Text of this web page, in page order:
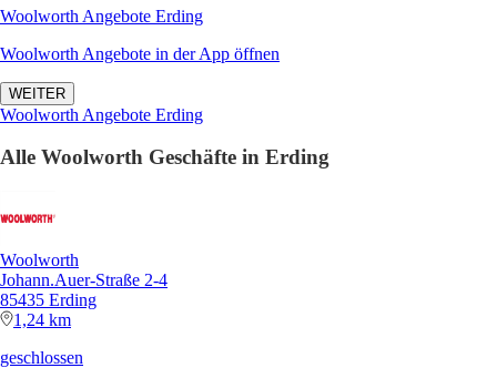
Woolworth Angebote Erding
Woolworth Angebote in der App öffnen
WEITER
Woolworth Angebote Erding
Alle Woolworth Geschäfte in Erding
Woolworth
Johann.Auer-Straße 2-4
85435 Erding
1,24 km
geschlossen